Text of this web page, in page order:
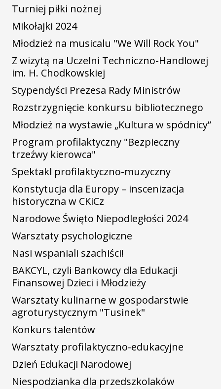
Turniej piłki nożnej
Mikołajki 2024
Młodzież na musicalu "We Will Rock You"
Z wizytą na Uczelni Techniczno-Handlowej
im. H. Chodkowskiej
Stypendyści Prezesa Rady Ministrów
Rozstrzygnięcie konkursu bibliotecznego
Młodzież na wystawie „Kultura w spódnicy”
Program profilaktyczny "Bezpieczny
trzeźwy kierowca"
Spektakl profilaktyczno-muzyczny
Konstytucja dla Europy – inscenizacja
historyczna w CKiCz
Narodowe Święto Niepodległości 2024
Warsztaty psychologiczne
Nasi wspaniali szachiści!
BAKCYL, czyli Bankowcy dla Edukacji
Finansowej Dzieci i Młodzieży
Warsztaty kulinarne w gospodarstwie
agroturystycznym "Tusinek"
Konkurs talentów
Warsztaty profilaktyczno-edukacyjne
Dzień Edukacji Narodowej
Niespodzianka dla przedszkolaków